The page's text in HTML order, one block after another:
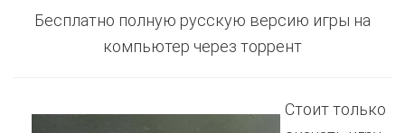
Бесплатно полную русскую версию игры на
компьютер через торрент
Стоит только